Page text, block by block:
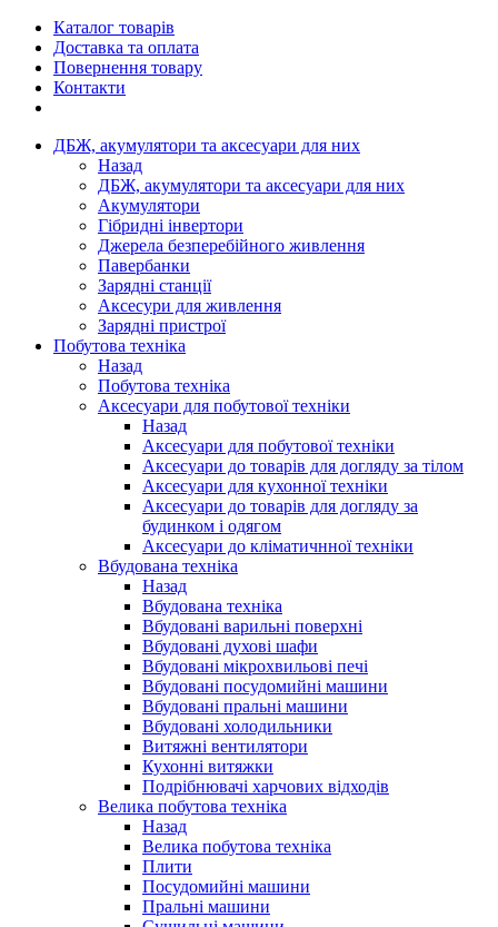
Каталог товарів
Доставка та оплата
Повернення товару
Контакти
ДБЖ, акумулятори та аксесуари для них
Назад
ДБЖ, акумулятори та аксесуари для них
Акумулятори
Гібридні інвертори
Джерела безперебійного живлення
Павербанки
Зарядні станції
Аксесури для живлення
Зарядні пристрої
Побутова техніка
Назад
Побутова техніка
Аксесуари для побутової техніки
Назад
Аксесуари для побутової техніки
Аксесуари до товарів для догляду за тілом
Аксесуари для кухонної техніки
Аксесуари до товарів для догляду за
будинком і одягом
Аксесуари до кліматичнної техніки
Вбудована техніка
Назад
Вбудована техніка
Вбудовані варильні поверхні
Вбудовані духові шафи
Вбудовані мікрохвильові печі
Вбудовані посудомийні машини
Вбудовані пральні машини
Вбудовані холодильники
Витяжні вентилятори
Кухонні витяжки
Подрібнювачі харчових відходів
Велика побутова техніка
Назад
Велика побутова техніка
Плити
Посудомийні машини
Пральні машини